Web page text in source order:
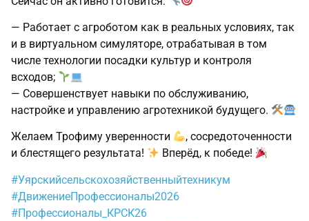
— Работает с агроботом как в реальных условиях, так
и в виртуальном симуляторе, отрабатывая в том
числе технологии посадки культур и контроля
всходов;
— Совершенствует навыки по обслуживанию,
настройке и управлению агротехникой будущего.
Желаем Трофиму уверенности
, сосредоточенности
и блестящего результата!
Вперёд, к победе!
#Уярскийсельскохозяйственныйтехникум
#ДвижениеПрофессионалы2026
#Профессионалы_КРСК26